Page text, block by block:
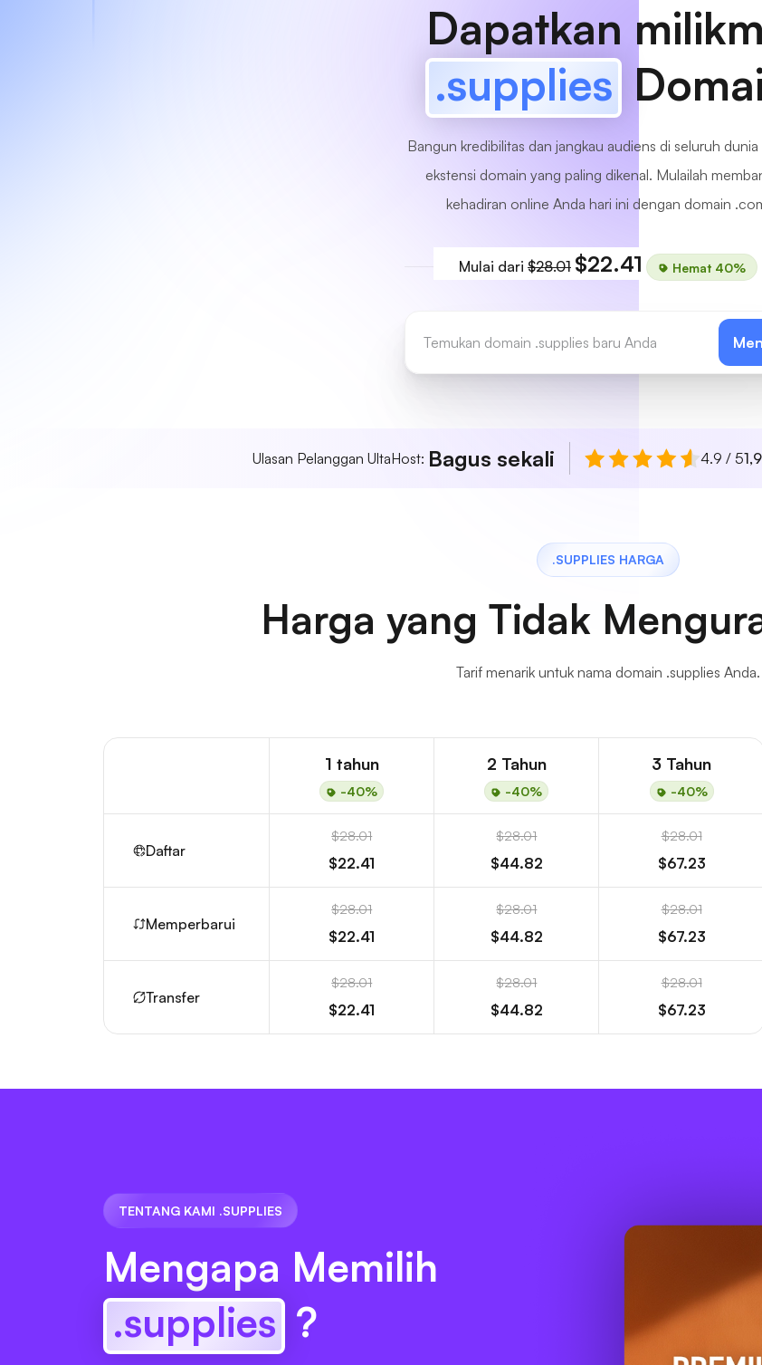
Dapatkan
.supplies
Bangun kredibilitas dan jangkau audiens di seluruh
ekstensi domain yang paling dikenal. Mulailah
kehadiran online Anda hari ini dengan domain
Mulai dari $28.01 $22.41 Hemat 40%
Ulasan Pelanggan UltaHost: Bagus sekali 4.9 / 5
.SUPPLIES HARGA
Harga yang Tidak
Tarif menarik untuk nama domain .supplies Anda.
1 tahun
-40%
2 Tahun
-40%
3 Tahun
-40%
Daftar
$28.01
$22.41
$28.01
$44.82
$28.01
$67.23
Memperbarui
$28.01
$22.41
$28.01
$44.82
$28.01
$67.23
Transfer
$28.01
$22.41
$28.01
$44.82
$28.01
$67.23
TENTANG KAMI .SUPPLIES
Mengapa Memilih
.supplies ?